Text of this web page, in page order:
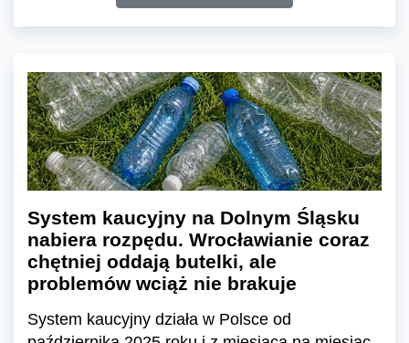
System kaucyjny na Dolnym Śląsku
nabiera rozpędu. Wrocławianie coraz
chętniej oddają butelki, ale
problemów wciąż nie brakuje
System kaucyjny działa w Polsce od